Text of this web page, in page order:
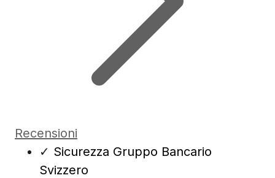
Recensioni
✓ Sicurezza Gruppo Bancario
Svizzero